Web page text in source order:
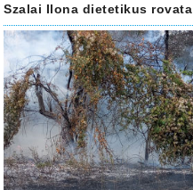
Szalai Ilona dietetikus rovata